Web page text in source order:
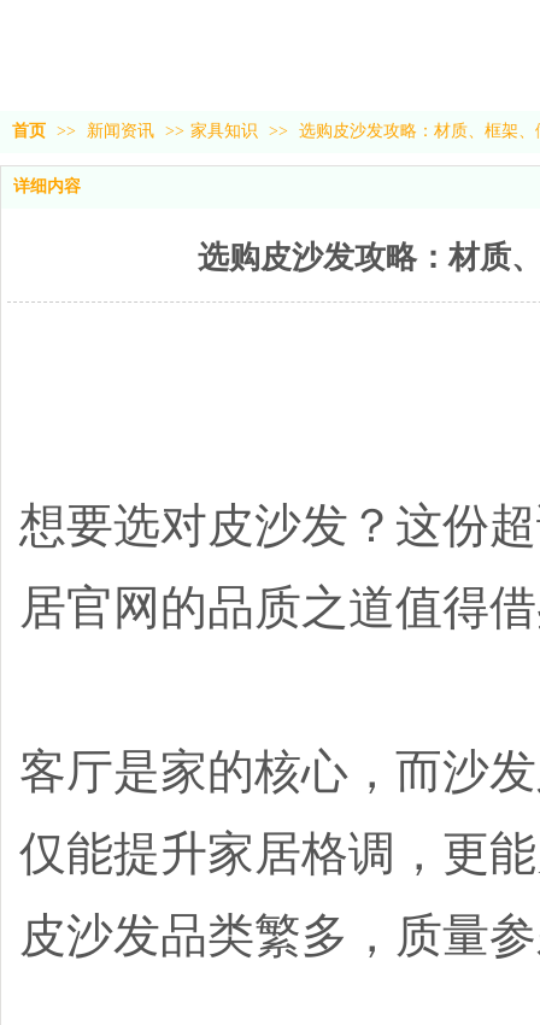
首页 >> 新闻资讯 >> 家具知识 >> 选购皮沙发攻略：材质、框架
详细内容
选购皮沙发攻略：材质
想要选对皮沙发？这份
居官网的品质之道值得
客厅是家的核心，而沙
仅能提升家居格调，更
皮沙发品类繁多，质量